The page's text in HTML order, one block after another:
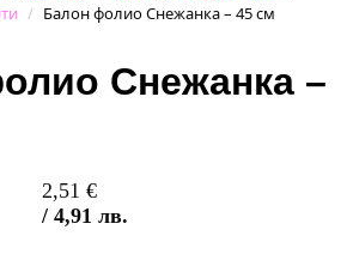
Балон фолио Снежанка – 45 см
Снежанка –
2,51 €
/ 4,91 лв.